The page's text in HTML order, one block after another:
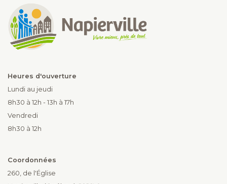
Heures d'ouverture
Lundi au jeudi
8h30 à 12h - 13h à 17h
Vendredi
8h30 à 12h
Coordonnées
260, de l'Église